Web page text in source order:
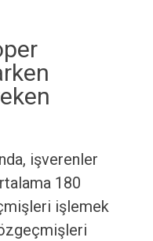
işverenler
180
işlemek